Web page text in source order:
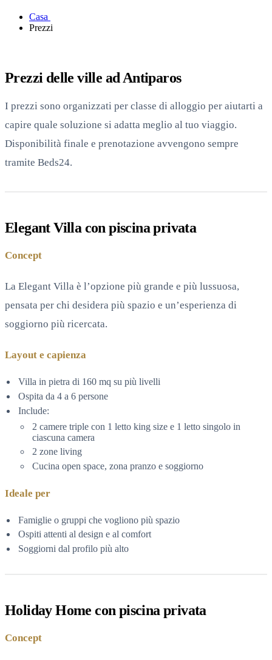
Casa
Prezzi
Prezzi delle ville ad Antiparos
I prezzi sono organizzati per classe di alloggio per aiutarti a
capire quale soluzione si adatta meglio al tuo viaggio.
Disponibilità finale e prenotazione avvengono sempre
tramite Beds24.
Elegant Villa con piscina privata
Concept
La Elegant Villa è l’opzione più grande e più lussuosa,
pensata per chi desidera più spazio e un’esperienza di
soggiorno più ricercata.
Layout e capienza
Villa in pietra di 160 mq su più livelli
Ospita da 4 a 6 persone
Include:
2 camere triple con 1 letto king size e 1 letto singolo in
ciascuna camera
2 zone living
Cucina open space, zona pranzo e soggiorno
Ideale per
Famiglie o gruppi che vogliono più spazio
Ospiti attenti al design e al comfort
Soggiorni dal profilo più alto
Holiday Home con piscina privata
Concept